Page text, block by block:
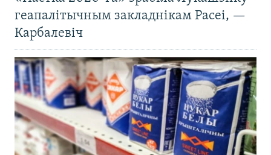
геапалітычным закладнікам Расеі, —
Карбалевіч